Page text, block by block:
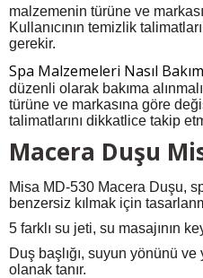
malzemenin türüne ve
Kullanıcının temizlik
gerekir.
Spa Malzemeleri Nasıl Bakım
düzenli olarak bakıma
türüne ve markasına göre
talimatlarını dikkatlice takip
Macera Duşu
Misa MD-530 Macera Duşu,
benzersiz kılmak için
5 farklı su jeti, su masajının
Duş başlığı, suyun yönünü
olanak tanır.